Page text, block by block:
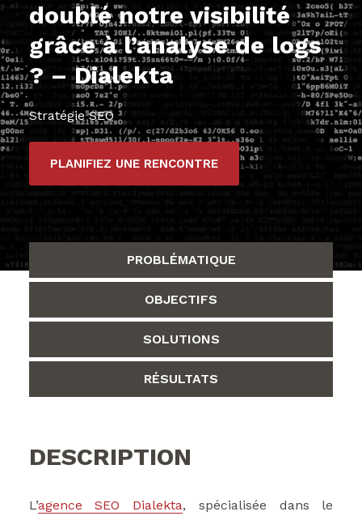
doublé notre visibilité
grâce à l’analyse de logs
? – Dialekta
Stratégie SEO
PLANIFIEZ UNE RENCONTRE
PROBLÉMATIQUE
OBJECTIFS
SOLUTIONS
RÉSULTATS
DESCRIPTION
L’agence SEO Dialekta, spécialisée dans le